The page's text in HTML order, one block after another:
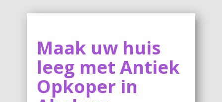
Maak uw huis
leeg met Antiek
Opkoper in